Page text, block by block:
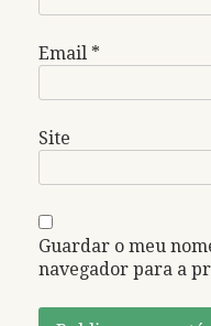
Email *
Site
Guardar o meu
navegador para a